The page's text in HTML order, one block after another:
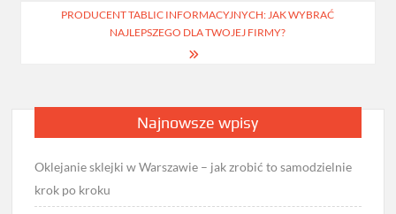
PRODUCENT TABLIC INFORMACYJNYCH: JAK WYBRAĆ
NAJLEPSZEGO DLA TWOJEJ FIRMY?
Najnowsze wpisy
Oklejanie sklejki w Warszawie – jak zrobić to samodzielnie
krok po kroku